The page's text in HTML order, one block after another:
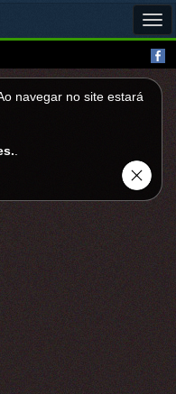
navegar no site estará